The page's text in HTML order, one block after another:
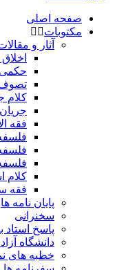
صفحه اصلی
مکتوبات
آثار و
حکمی
کلام
فقه
کلام
فقه
پایان نامه ها
سخنرانی
پاسخ استاد
دانشگاه
خطبه های